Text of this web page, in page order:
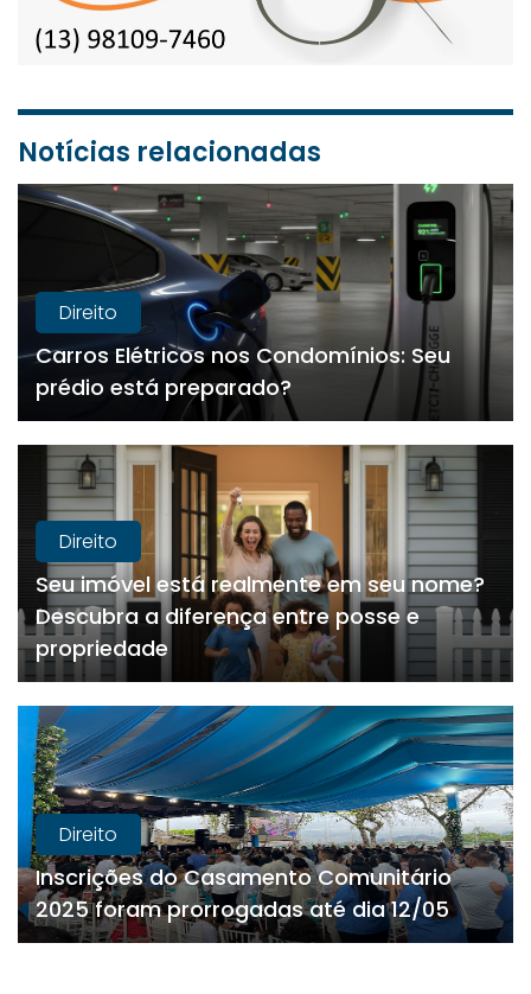
Notícias relacionadas
Direito
Carros Elétricos nos Condomínios: Seu
prédio está preparado?
Direito
Seu imóvel está realmente em seu nome?
Descubra a diferença entre posse e
propriedade
Direito
Inscrições do Casamento Comunitário
2025 foram prorrogadas até dia 12/05